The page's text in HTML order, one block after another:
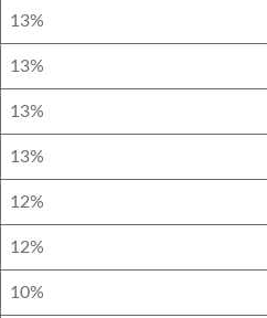
13%
13%
13%
13%
12%
12%
10%